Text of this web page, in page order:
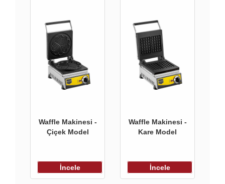
Waffle Makinesi -
Çiçek Model
İncele
Waffle Makinesi -
Kare Model
İncele